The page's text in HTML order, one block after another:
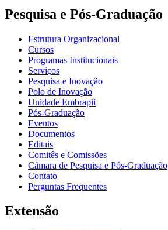
Pesquisa e Pós-Graduação
Estrutura Organizacional
Cursos
Programas Institucionais
Serviços
Pesquisa e Inovação
Polo de Inovação
Unidade Embrapii
Pós-Graduação
Eventos
Documentos
Editais
Comitês e Comissões
Câmara de Pesquisa e Pós-Graduação
Contato
Perguntas Frequentes
Extensão